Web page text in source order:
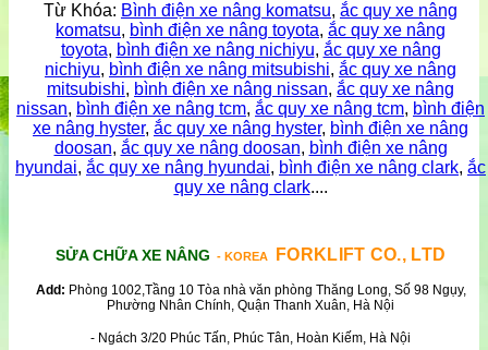
Từ Khóa: Bình điện xe nâng komatsu, ắc quy xe nâng
komatsu, bình điện xe nâng toyota, ắc quy xe nâng
toyota, bình điện xe nâng nichiyu, ắc quy xe nâng
nichiyu, bình điện xe nâng mitsubishi, ắc quy xe nâng
mitsubishi, bình điện xe nâng nissan, ắc quy xe nâng
nissan, bình điện xe nâng tcm, ắc quy xe nâng tcm, bình điện
xe nâng hyster, ắc quy xe nâng hyster, bình điện xe nâng
doosan, ắc quy xe nâng doosan, bình điện xe nâng
hyundai, ắc quy xe nâng hyundai, bình điện xe nâng clark, ắc
quy xe nâng clark....
SỬA CHỮA XE NÂNG - KOREA FORKLIFT CO., LTD
Add: Phòng 1002,Tầng 10 Tòa nhà văn phòng Thăng Long, Số 98 Ngụy,
Phường Nhân Chính, Quận Thanh Xuân, Hà Nội
- Ngách 3/20 Phúc Tấn, Phúc Tân, Hoàn Kiếm, Hà Nội